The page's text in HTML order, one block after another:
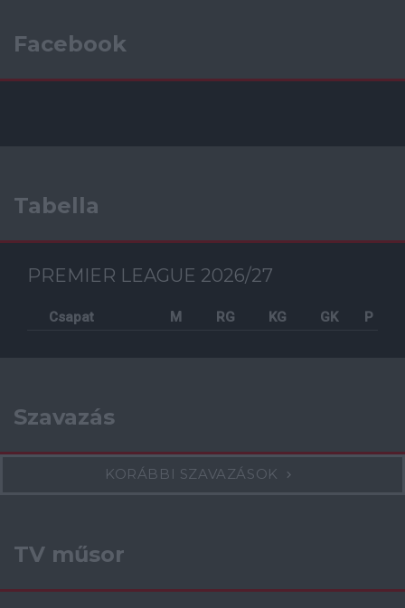
Facebook
Tabella
PREMIER LEAGUE 2026/27
Csapat M RG KG GK P
Szavazás
KORÁBBI SZAVAZÁSOK
TV műsor